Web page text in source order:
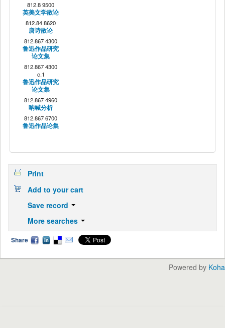
812.8 9500
英美文学散论
812.84 8620
唐诗散论
812.867 4300
鲁迅作品研究
论文集
812.867 4300
c.1
鲁迅作品研究
论文集
812.867 4960
呐喊分析
812.867 6700
鲁迅作品论集
Print
Add to your cart
Save record
More searches
Share
Powered by Koha